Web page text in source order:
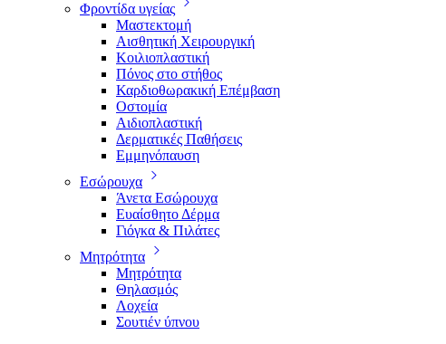
Φροντίδα υγείας
Μαστεκτομή
Αισθητική Χειρουργική
Κοιλιοπλαστική
Πόνος στο στήθος
Καρδιοθωρακική Επέμβαση
Οστομία
Αιδιοπλαστική
Δερματικές Παθήσεις
Εμμηνόπαυση
Εσώρουχα
Άνετα Εσώρουχα
Ευαίσθητο Δέρμα
Γιόγκα & Πιλάτες
Μητρότητα
Μητρότητα
Θηλασμός
Λοχεία
Σουτιέν ύπνου